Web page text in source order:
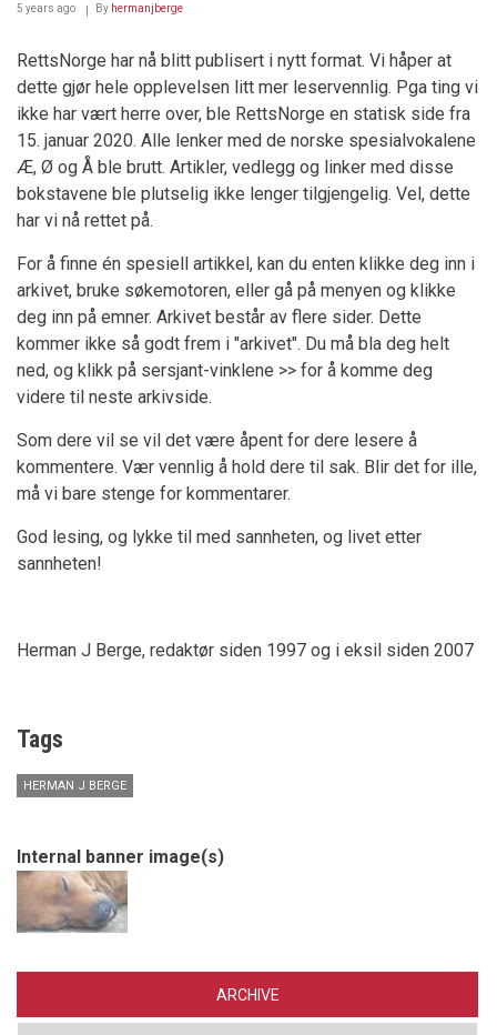
5 years ago By hermanjberge
RettsNorge har nå blitt publisert i nytt format. Vi håper at
dette gjør hele opplevelsen litt mer leservennlig. Pga ting vi
ikke har vært herre over, ble RettsNorge en statisk side fra
15. januar 2020. Alle lenker med de norske spesialvokalene
Æ, Ø og Å ble brutt. Artikler, vedlegg og linker med disse
bokstavene ble plutselig ikke lenger tilgjengelig. Vel, dette
har vi nå rettet på.
For å finne én spesiell artikkel, kan du enten klikke deg inn i
arkivet, bruke søkemotoren, eller gå på menyen og klikke
deg inn på emner. Arkivet består av flere sider. Dette
kommer ikke så godt frem i "arkivet". Du må bla deg helt
ned, og klikk på sersjant-vinklene >> for å komme deg
videre til neste arkivside.
Som dere vil se vil det være åpent for dere lesere å
kommentere. Vær vennlig å hold dere til sak. Blir det for ille,
må vi bare stenge for kommentarer.
God lesing, og lykke til med sannheten, og livet etter
sannheten!
Herman J Berge, redaktør siden 1997 og i eksil siden 2007
Tags
HERMAN J BERGE
Internal banner image(s)
ARCHIVE